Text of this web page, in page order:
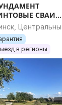
СВАИ
ДОМ
УЧАСТОК
ДАЧА
в регионы